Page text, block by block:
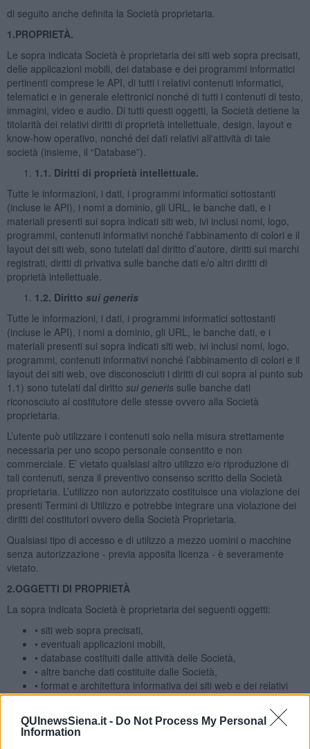
QUInewsSiena.it - Do Not Process My Personal
Information
di seguito anche definita la Società proprietaria.
1.PROPRIETÀ.
Le sopra indicata Società è proprietaria dei siti web sopra precisati,
delle applicazioni mobili, dei database e dei programmi informatici
pertinenti comprese le API, di tutti i relativi contenuti informatici,
telematici e in generale elettronici nonché di tutti i contenuti di testo,
immagini, video e audio. Di tutti questi oggetti, la Società detiene la
titolarità dei relativi diritti di proprietà intellettuale, design, layout e
know-how operativo, nonché dei dati relativi all'attività di tale
società (insieme, il “Database”).
1.1. Diritti di proprietà intellettuale.
Tutte le informazioni, i dati, i programmi informatici sottostanti
(incluse le API), i nomi a dominio, gli URL, le banche dati, e i
materiali presenti sui sopra indicati siti web, ivi inclusi nomi, logo,
programmi, contenuti informativi nonché l’abbinamento di colori e il
layout dei siti web, sono tutelati dal diritto d’autore, diritti sui marchi
registrati, diritti di privativa sulle banche dati e/o altri diritti di
proprietà intellettuale.
1.2. Diritto sui generis
Tutte le informazioni, i dati, i programmi informatici sottostanti
(incluse le API), i nomi a dominio, gli URL, le banche dati, e i
materiali presenti sui sopra indicati siti web, ivi inclusi nomi, logo,
programmi, contenuti informativi nonché l’abbinamento di colori e il
layout dei siti web, ove disconosciuti i diritti di cui sopra al punto sub
1.1) sono tutelati dal diritto sui generissulle banche dati
riconosciuto al costitutore delle stesse ovvero alla Società
proprietaria.
L’utente può utilizzare i contenuti solo nella misura strettamente
necessaria per uno scopo personale consentito e non
commerciale. E’ vietato qualsiasi altro utilizzo e/o riproduzione di
tali contenuti, senza il preventivo consenso scritto della Società
proprietaria. L’utilizzo non autorizzato costituisce una violazione dei
presenti Termini di Utilizzo e potrebbe integrare una violazione dei
diritti dei costitutori ovvero della Società Proprietaria.
Qualsiasi tipo di accesso e di utilizzo a mezzo uomini o macchine
senza autorizzazione - previa apposita licenza - è severamente
vietato.
2.OGGETTI DI PROPRIETÀ
La sopra indicata Società è proprietaria dei seguenti oggetti:
• siti web sopra precisati,
• eventuali applicazioni mobili,
• database costituiti dalle attività delle Società,
• altre banche dati costituite dalle Società,
• format e architettura informativa dei siti web e dei relativi
database,
• i nomi a dominio,
• nomi, logo, programmi, contenuti informativi,